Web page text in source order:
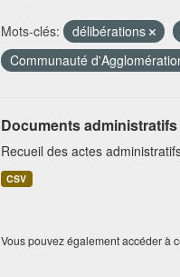
Mots-clés: délibérations
Communauté
Documents
Recueil des actes
CSV
Vous pouvez également accéder à